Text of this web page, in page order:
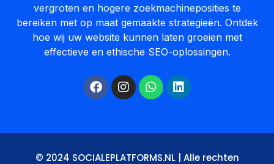
vergroten en hogere zoekmachineposities te
bereiken met op maat gemaakte strategieën. Ontdek
hoe wij uw website kunnen laten groeien met
effectieve en ethische SEO-oplossingen.
© 2024 SOCIALEPLATFORMS.NL | Alle rechten